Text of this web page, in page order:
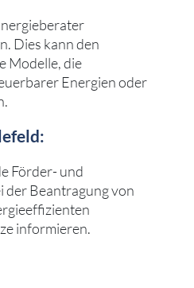
Dies kann den
Modelle, die
Energien oder
Förder- und
der Beantragung von
informieren.